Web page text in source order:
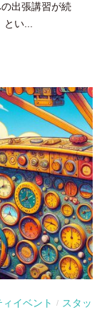
出張講習が続
い...
イベント / スタッ